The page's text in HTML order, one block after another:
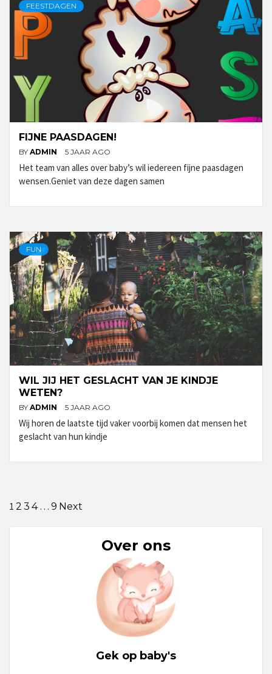
FEESTDAGEN
FIJNE PAASDAGEN!
BY ADMIN 5 JAAR AGO
Het team van alles over baby’s wil iedereen fijne paasdagen
wensen.Geniet van deze dagen samen
FUN
WIL JIJ HET GESLACHT VAN JE KINDJE
WETEN?
BY ADMIN 5 JAAR AGO
Wij horen de laatste tijd vaker voorbij komen dat mensen het
geslacht van hun kindje
Berichten
paginering
1 2 3 4 … 9 Next
Over ons
Gek op baby's